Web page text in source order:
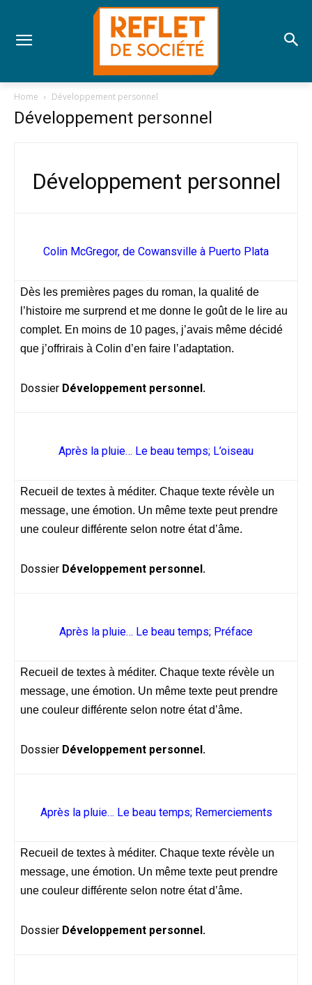
Home Développement personnel
Développement personnel
Développement personnel
Colin McGregor, de Cowansville à Puerto Plata
Dès les premières pages du roman, la qualité de
l’histoire me surprend et me donne le goût de le lire au
complet. En moins de 10 pages, j’avais même décidé
que j’offrirais à Colin d’en faire l’adaptation.
Dossier Développement personnel.
Après la pluie… Le beau temps; L’oiseau
Recueil de textes à méditer. Chaque texte révèle un
message, une émotion. Un même texte peut prendre
une couleur différente selon notre état d’âme.
Dossier Développement personnel.
Après la pluie… Le beau temps; Préface
Recueil de textes à méditer. Chaque texte révèle un
message, une émotion. Un même texte peut prendre
une couleur différente selon notre état d’âme.
Dossier Développement personnel.
Après la pluie… Le beau temps; Remerciements
Recueil de textes à méditer. Chaque texte révèle un
message, une émotion. Un même texte peut prendre
une couleur différente selon notre état d’âme.
Dossier Développement personnel.